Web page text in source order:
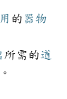
的 器物
所需的道
。